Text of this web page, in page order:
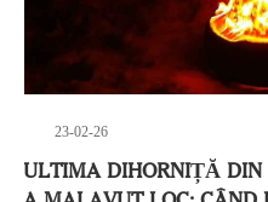
23-02-26
ULTIMA DIHORNIȚĂ DIN